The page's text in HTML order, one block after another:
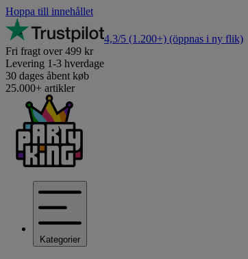
Hoppa till innehållet
4,3/5 (1.200+) (öppnas i ny flik)
Fri fragt over 499 kr
Levering 1-3 hverdage
30 dages åbent køb
25.000+ artikler
Kategorier